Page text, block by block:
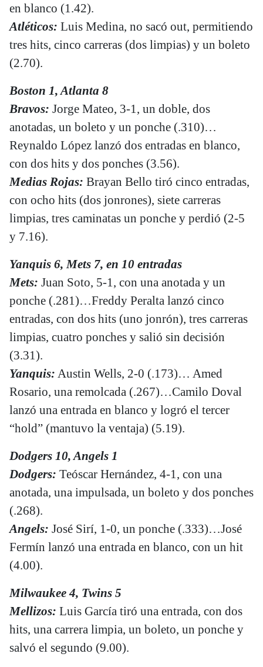
en blanco (1.42).
Atléticos: Luis Medina, no sacó out, permitiendo
tres hits, cinco carreras (dos limpias) y un boleto
(2.70).
Boston 1, Atlanta 8
Bravos: Jorge Mateo, 3-1, un doble, dos
anotadas, un boleto y un ponche (.310)…
Reynaldo López lanzó dos entradas en blanco,
con dos hits y dos ponches (3.56).
Medias Rojas: Brayan Bello tiró cinco entradas,
con ocho hits (dos jonrones), siete carreras
limpias, tres caminatas un ponche y perdió (2-5
y 7.16).
Yanquis 6, Mets 7, en 10 entradas
Mets: Juan Soto, 5-1, con una anotada y un
ponche (.281)…Freddy Peralta lanzó cinco
entradas, con dos hits (uno jonrón), tres carreras
limpias, cuatro ponches y salió sin decisión
(3.31).
Yanquis: Austin Wells, 2-0 (.173)… Amed
Rosario, una remolcada (.267)…Camilo Doval
lanzó una entrada en blanco y logró el tercer
“hold” (mantuvo la ventaja) (5.19).
Dodgers 10, Angels 1
Dodgers: Teóscar Hernández, 4-1, con una
anotada, una impulsada, un boleto y dos ponches
(.268).
Angels: José Sirí, 1-0, un ponche (.333)…José
Fermín lanzó una entrada en blanco, con un hit
(4.00).
Milwaukee 4, Twins 5
Mellizos: Luis García tiró una entrada, con dos
hits, una carrera limpia, un boleto, un ponche y
salvó el segundo (9.00).